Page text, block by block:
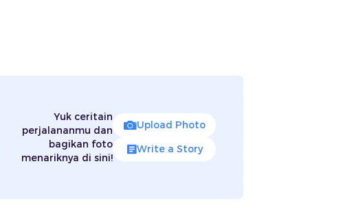
Yuk ceritain
perjalananmu dan
bagikan foto
menariknya di sini!
Upload Photo
Write a Story